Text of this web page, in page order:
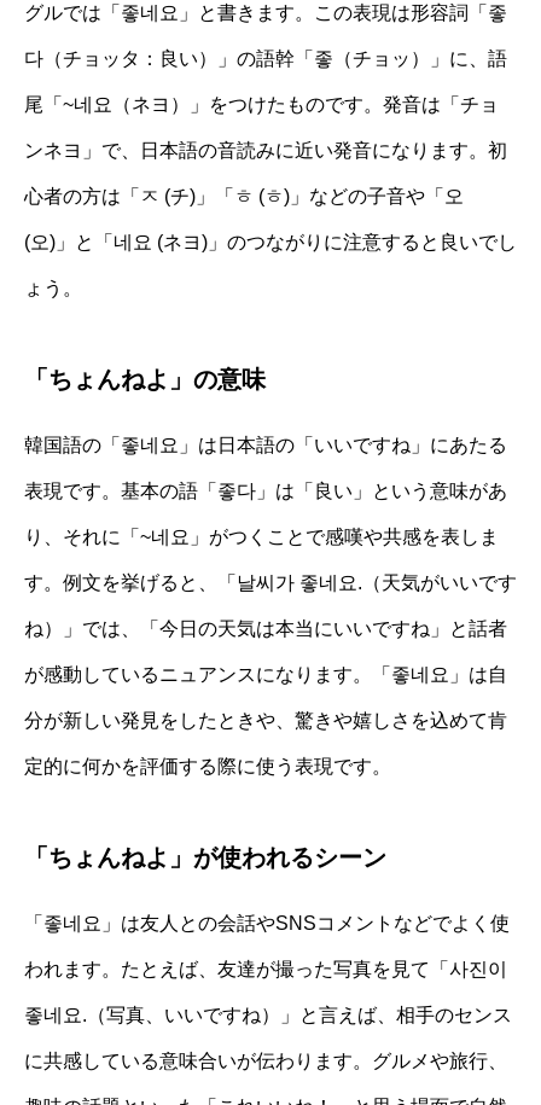
グルでは「좋네요」と書きます。この表現は形容詞「좋
다（チョッタ：良い）」の語幹「좋（チョッ）」に、語
尾「~네요（ネヨ）」をつけたものです。発音は「チョ
ンネヨ」で、日本語の音読みに近い発音になります。初
心者の方は「ㅈ (チ)」「ㅎ (ㅎ)」などの子音や「오
(오)」と「네요 (ネヨ)」のつながりに注意すると良いでし
ょう。
「ちょんねよ」の意味
韓国語の「좋네요」は日本語の「いいですね」にあたる
表現です。基本の語「좋다」は「良い」という意味があ
り、それに「~네요」がつくことで感嘆や共感を表しま
す。例文を挙げると、「날씨가 좋네요.（天気がいいです
ね）」では、「今日の天気は本当にいいですね」と話者
が感動しているニュアンスになります。「좋네요」は自
分が新しい発見をしたときや、驚きや嬉しさを込めて肯
定的に何かを評価する際に使う表現です。
「ちょんねよ」が使われるシーン
「좋네요」は友人との会話やSNSコメントなどでよく使
われます。たとえば、友達が撮った写真を見て「사진이
좋네요.（写真、いいですね）」と言えば、相手のセンス
に共感している意味合いが伝わります。グルメや旅行、